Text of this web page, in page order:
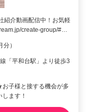
紹介動画配信中！お気軽
create-group/#…
）
「平和台駅」より徒歩3
子様と接する機会が多
ます！